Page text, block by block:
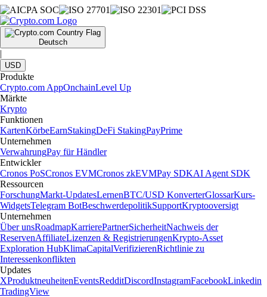
Deutsch
|
USD
Produkte
Crypto.com AppOnchainLevel Up
Märkte
Krypto
Funktionen
KartenKörbeEarnStakingDeFi StakingPayPrime
Unternehmen
VerwahrungPay für Händler
Entwickler
Cronos PoSCronos EVMCronos zkEVMPay SDKAI Agent SDK
Ressourcen
ForschungMarkt-UpdatesLernenBTC/USD KonverterGlossarKurs-
WidgetsTelegram BotBeschwerdepolitikSupportKryptooversigt
Unternehmen
Über unsRoadmapKarrierePartnerSicherheitNachweis der
ReservenAffiliateLizenzen & RegistrierungenKrypto-Asset
Exploration HubKlimaCapitalVerifizierenRichtlinie zu
Interessenkonflikten
Updates
XProduktneuheitenEventsRedditDiscordInstagramFacebookLinkedin
TradingView